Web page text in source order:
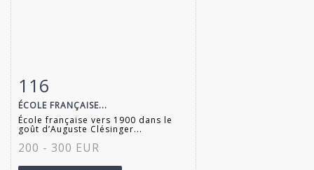
Fiche détaillée
116
ÉCOLE FRANÇAISE...
École française vers 1900 dans le
goût d’Auguste Clésinger...
200 - 300 EUR